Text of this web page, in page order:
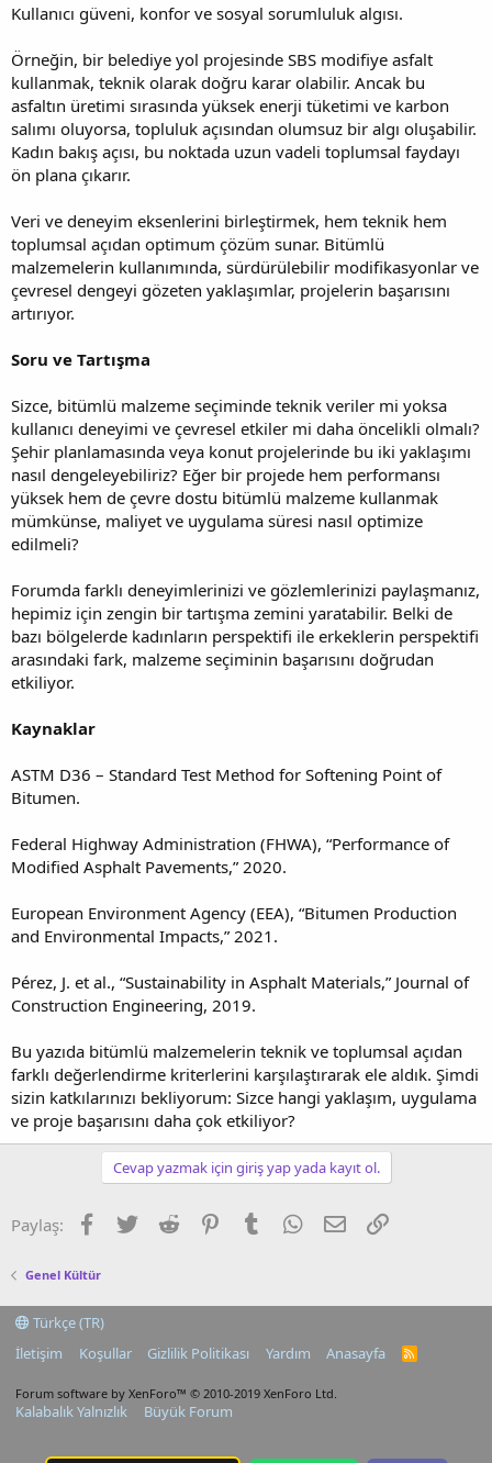
Kullanıcı güveni, konfor ve sosyal sorumluluk algısı.
Örneğin, bir belediye yol projesinde SBS modifiye asfalt
kullanmak, teknik olarak doğru karar olabilir. Ancak bu
asfaltın üretimi sırasında yüksek enerji tüketimi ve karbon
salımı oluyorsa, topluluk açısından olumsuz bir algı oluşabilir.
Kadın bakış açısı, bu noktada uzun vadeli toplumsal faydayı
ön plana çıkarır.
Veri ve deneyim eksenlerini birleştirmek, hem teknik hem
toplumsal açıdan optimum çözüm sunar. Bitümlü
malzemelerin kullanımında, sürdürülebilir modifikasyonlar ve
çevresel dengeyi gözeten yaklaşımlar, projelerin başarısını
artırıyor.
Soru ve Tartışma
Sizce, bitümlü malzeme seçiminde teknik veriler mi yoksa
kullanıcı deneyimi ve çevresel etkiler mi daha öncelikli olmalı?
Şehir planlamasında veya konut projelerinde bu iki yaklaşımı
nasıl dengeleyebiliriz? Eğer bir projede hem performansı
yüksek hem de çevre dostu bitümlü malzeme kullanmak
mümkünse, maliyet ve uygulama süresi nasıl optimize
edilmeli?
Forumda farklı deneyimlerinizi ve gözlemlerinizi paylaşmanız,
hepimiz için zengin bir tartışma zemini yaratabilir. Belki de
bazı bölgelerde kadınların perspektifi ile erkeklerin perspektifi
arasındaki fark, malzeme seçiminin başarısını doğrudan
etkiliyor.
Kaynaklar
ASTM D36 – Standard Test Method for Softening Point of
Bitumen.
Federal Highway Administration (FHWA), “Performance of
Modified Asphalt Pavements,” 2020.
European Environment Agency (EEA), “Bitumen Production
and Environmental Impacts,” 2021.
Pérez, J. et al., “Sustainability in Asphalt Materials,” Journal of
Construction Engineering, 2019.
Bu yazıda bitümlü malzemelerin teknik ve toplumsal açıdan
farklı değerlendirme kriterlerini karşılaştırarak ele aldık. Şimdi
sizin katkılarınızı bekliyorum: Sizce hangi yaklaşım, uygulama
ve proje başarısını daha çok etkiliyor?
Cevap yazmak için giriş yap yada kayıt ol.
Paylaş: Facebook
TwitterReddit PinterestTumblrWhatsApp
E-postaLink
Genel Kültür
Türkçe (TR)
İletişim
Koşullar Gizlilik Politikası Yardım Anasayfa
R
Forum software by XenForo™ © 2010-2019 XenForo Ltd.
Kalabalık Yalnızlık Büyük Forum